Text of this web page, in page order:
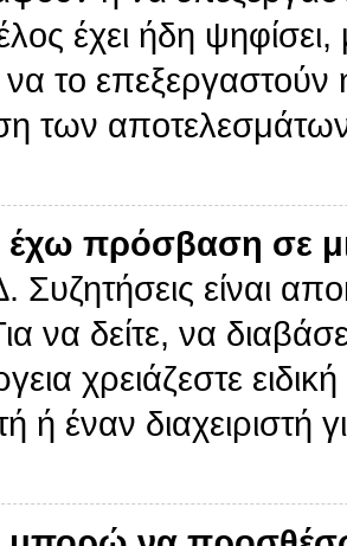
έχει ήδη ψηφίσει,
το επεξεργαστούν
των
έχω πρόσβαση σε
Συζητήσεις είναι
να δείτε, να
χρειάζεστε
ή έναν διαχειριστή